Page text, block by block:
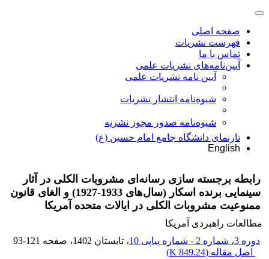
صفحه اصلی
فهرست نشریات
تماس با ما
آیین‌نامه‌های نشریات علمی
آیین نامه نشریات علمی
شیوه‌نامه انتشار نشریات
شیوهنامه صدور مجوز نشریه
تارنمای دانشگاه جامع امام حسین (ع)
English
رابطه برجسته سازی رسانه‌ای مشروبات الکلی در آثار
سینمایی برنده اسکار (سال‌های 1933-1927) و الغای قانون
ممنوعیت مشروبات الکلی در ایالات متحده آمریکا
مطالعات راهبردی آمریکا
دوره 3، شماره 2 - شماره پیاپی 10
، تابستان 1402 ، صفحه 93-121
اصل مقاله (849.24 K
)